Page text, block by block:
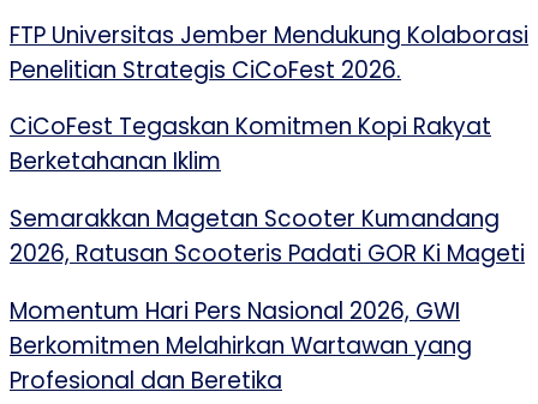
FTP Universitas Jember Mendukung Kolaborasi
Penelitian Strategis CiCoFest 2026.
CiCoFest Tegaskan Komitmen Kopi Rakyat
Berketahanan Iklim
Semarakkan Magetan Scooter Kumandang
2026, Ratusan Scooteris Padati GOR Ki Mageti
Momentum Hari Pers Nasional 2026, GWI
Berkomitmen Melahirkan Wartawan yang
Profesional dan Beretika